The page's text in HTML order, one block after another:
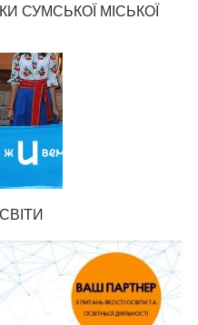
СУМСЬКОЇ МІСЬКОЇ